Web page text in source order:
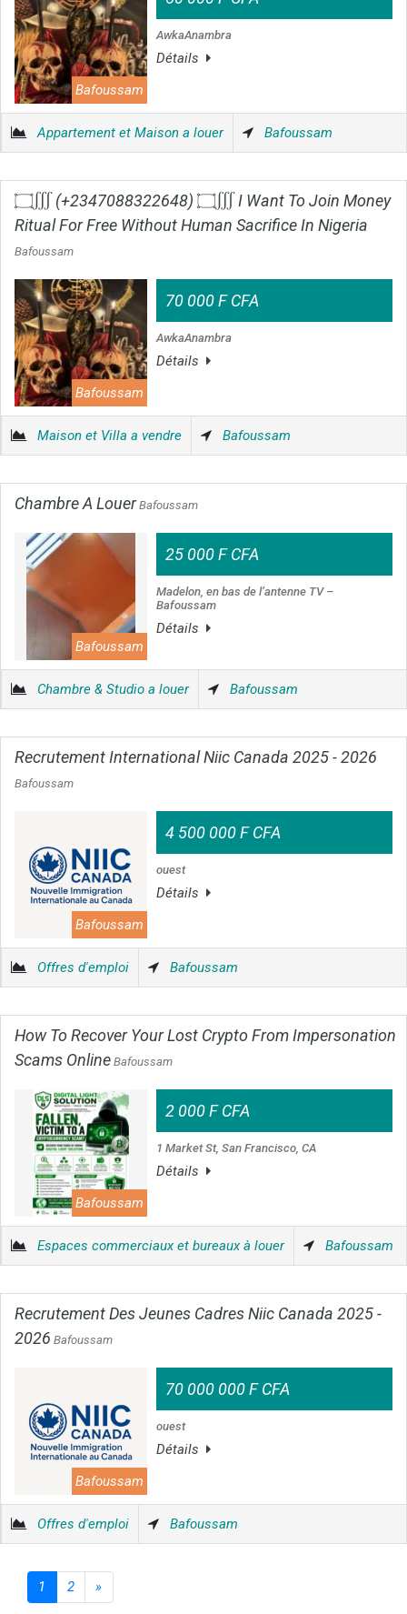
Bafoussam
AwkaAnambra
Détails
Appartement et Maison a louer Bafoussam
۝∭ (+2347088322648) ۝∭ I Want To Join Money
Ritual For Free Without Human Sacrifice In Nigeria
Bafoussam
Bafoussam
70 000 F CFA
AwkaAnambra
Détails
Maison et Villa a vendre Bafoussam
Chambre A LouerBafoussam
Bafoussam
25 000 F CFA
Madelon, en bas de l’antenne TV –
Bafoussam
Détails
Chambre & Studio a louer Bafoussam
Recrutement International Niic Canada 2025 - 2026
Bafoussam
Bafoussam
4 500 000 F CFA
ouest
Détails
Offres d'emploi Bafoussam
How To Recover Your Lost Crypto From Impersonation
Scams Online Bafoussam
Bafoussam
2 000 F CFA
1 Market St, San Francisco, CA
Détails
Espaces commerciaux et bureaux à louer Bafoussam
Recrutement Des Jeunes Cadres Niic Canada 2025 -
2026 Bafoussam
Bafoussam
70 000 000 F CFA
ouest
Détails
Offres d'emploi Bafoussam
1 2 »